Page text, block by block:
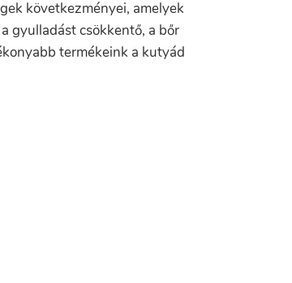
következményei, amelyek
gyulladást csökkentő, a bőr
termékeink a kutyád